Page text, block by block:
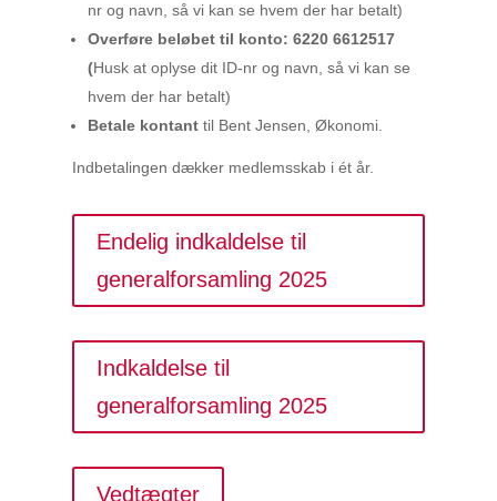
nr og navn, så vi kan se hvem der har betalt)
Overføre beløbet til konto: 6220 6612517
(Husk at oplyse dit ID-nr og navn, så vi kan se
hvem der har betalt)
Betale kontanttil Bent Jensen, Økonomi.
Indbetalingen dækker medlemsskab i ét år.
Endelig indkaldelse til
generalforsamling 2025
Indkaldelse til
generalforsamling 2025
Vedtægter